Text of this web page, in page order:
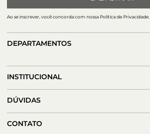
Ao se inscrever, você concorda com nossa Política de Privacidade.
DEPARTAMENTOS
INSTITUCIONAL
DÚVIDAS
CONTATO